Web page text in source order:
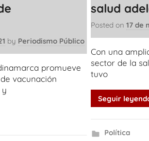
by Periodismo Público
promueve
vacunación
y
salud
Posted on17 de
Con una
sector de la
tuvo
Seguir
Política